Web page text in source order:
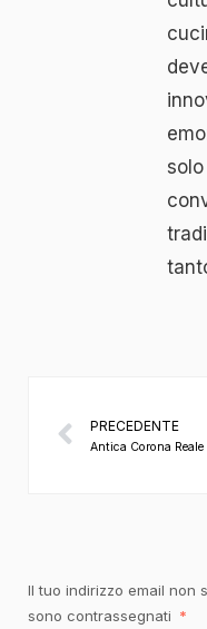
PRECEDENTE
Antica Corona Reale
Il tuo indirizzo email non
sono contrassegnati *